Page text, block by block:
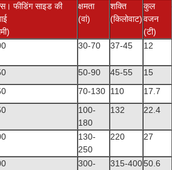
फीडिंग साइड की
क्षमता
(वां)
शक्ति
(किलोवाट)
कुल
वजन
(टी)
30-70 37-45 12
50-90 45-55 15
70-130 110 17.7
100-
180
132 22.4
130-
250
220 27
300-
315-40050.6